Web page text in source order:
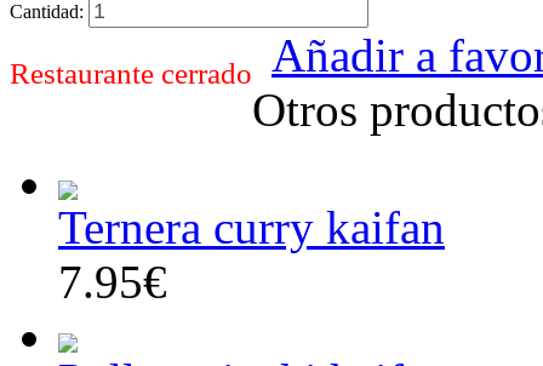
Cantidad:
Restaurante cerrado
Añadir a
Otros
Ternera curry kaifan
7.95€